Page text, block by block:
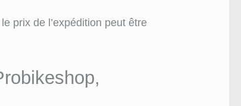
prix de l’expédition peut être